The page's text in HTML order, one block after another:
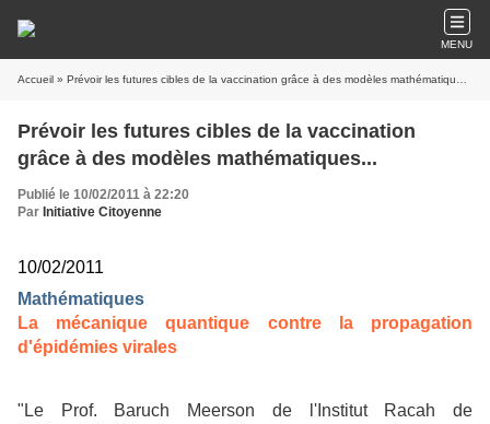
MENU
Accueil » Prévoir les futures cibles de la vaccination grâce à des modèles mathématiques...
Prévoir les futures cibles de la vaccination
grâce à des modèles mathématiques...
Publié le 10/02/2011 à 22:20
Par Initiative Citoyenne
10/02/2011
Mathématiques
La mécanique quantique contre la propagation
d'épidémies virales
" Le Prof. Baruch Meerson de l'Institut Racah de